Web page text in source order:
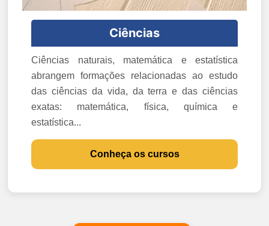
Ciências
Ciências naturais, matemática e estatística
abrangem formações relacionadas ao estudo
das ciências da vida, da terra e das ciências
exatas: matemática, física, química e
estatística...
Conheça os cursos